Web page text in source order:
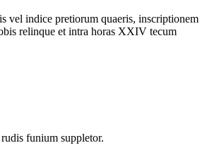
vel indice pretiorum quaeris, inscriptionem
relinque et intra horas XXIV tecum
funium suppletor.